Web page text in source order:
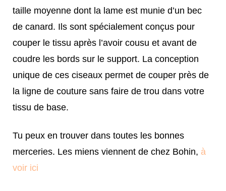
taille moyenne dont la lame est munie d’un bec
de canard. Ils sont spécialement conçus pour
couper le tissu après l’avoir cousu et avant de
coudre les bords sur le support. La conception
unique de ces ciseaux permet de couper près de
la ligne de couture sans faire de trou dans votre
tissu de base.
Tu peux en trouver dans toutes les bonnes
merceries. Les miens viennent de chez Bohin, à
voir ici